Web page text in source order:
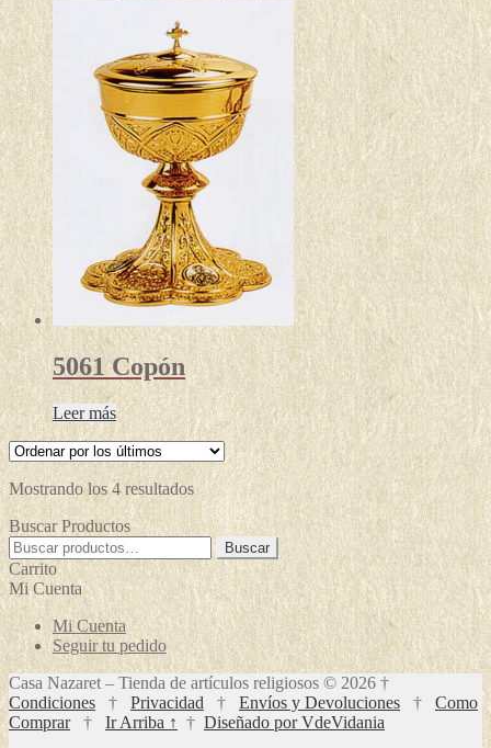
5061 Copón
Leer más
Mostrando los 4 resultadosOrdenado
por
los
últimos
Buscar Productos
Buscar
por:
Buscar
Carrito
Mi Cuenta
Mi Cuenta
Seguir tu pedido
Casa Nazaret – Tienda de artículos religiosos © 2026 †
Condiciones † Privacidad † Envíos y Devoluciones † Como
Comprar† Ir Arriba ↑ † Diseñado por VdeVidania